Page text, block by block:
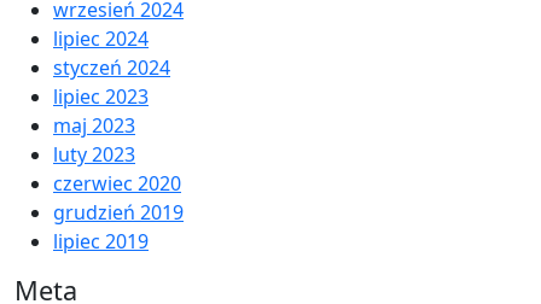
wrzesień 2024
lipiec 2024
styczeń 2024
lipiec 2023
maj 2023
luty 2023
czerwiec 2020
grudzień 2019
lipiec 2019
Meta